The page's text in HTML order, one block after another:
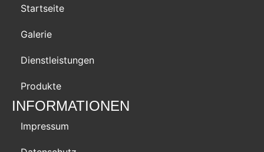
Startseite
Galerie
Dienstleistungen
Produkte
INFORMATIONEN
Impressum